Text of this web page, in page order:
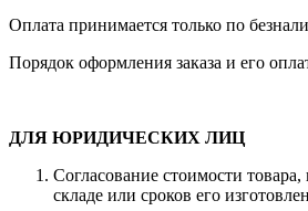
Оплата принимается только по
Порядок оформления заказа и его
ДЛЯ ЮРИДИЧЕСКИХ ЛИЦ
Согласование стоимости товара,
складе или сроков его